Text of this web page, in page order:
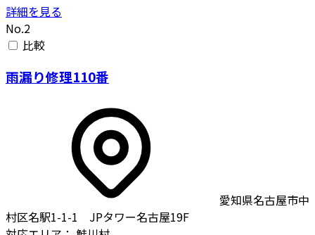
詳細を見る
No.2
比較
雨漏り修理110番
愛知県名古屋市中
村区名駅1-1-1 JPタワー名古屋19F